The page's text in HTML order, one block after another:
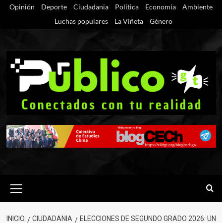
SaltarOpinión Deporte Ciudadania Política Economía
Ambiente
Luchas populares
La Viñeta Género
primario
INICIO CIUDADANIA
ELECCIONES DE SEGUNDO GRADO 2026: UN